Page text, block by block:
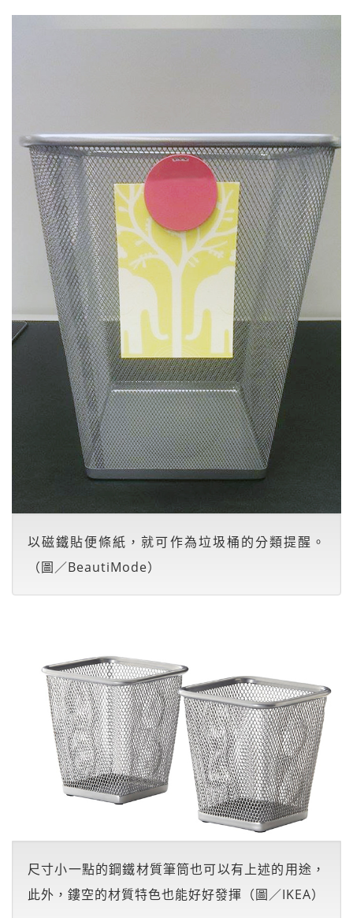
以磁鐵貼便條紙，就可作為垃圾桶的分類提醒。
（圖／BeautiMode）
尺寸小一點的鋼鐵材質筆筒也可以有上述的用途，
此外，鏤空的材質特色也能好好發揮（圖／IKEA）